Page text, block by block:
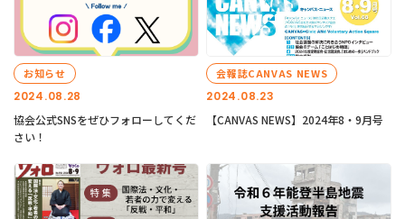
2024.08.28
お知らせ
協会公式SNSをぜひフォローしてくだ
さい！
2024.08.23
会報誌CANVAS NEWS
【CANVAS NEWS】2024年8・9月号